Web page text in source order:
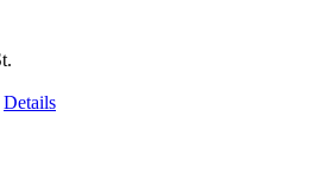
Details